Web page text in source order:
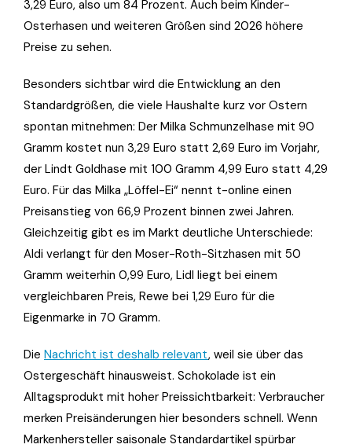
3,29 Euro, also um 84 Prozent. Auch beim Kinder-
Osterhasen und weiteren Größen sind 2026 höhere
Preise zu sehen.
Besonders sichtbar wird die Entwicklung an den
Standardgrößen, die viele Haushalte kurz vor Ostern
spontan mitnehmen: Der Milka Schmunzelhase mit 90
Gramm kostet nun 3,29 Euro statt 2,69 Euro im Vorjahr,
der Lindt Goldhase mit 100 Gramm 4,99 Euro statt 4,29
Euro. Für das Milka „Löffel-Ei“ nennt t-online einen
Preisanstieg von 66,9 Prozent binnen zwei Jahren.
Gleichzeitig gibt es im Markt deutliche Unterschiede:
Aldi verlangt für den Moser-Roth-Sitzhasen mit 50
Gramm weiterhin 0,99 Euro, Lidl liegt bei einem
vergleichbaren Preis, Rewe bei 1,29 Euro für die
Eigenmarke in 70 Gramm.
Die Nachricht ist deshalb relevant, weil sie über das
Ostergeschäft hinausweist. Schokolade ist ein
Alltagsprodukt mit hoher Preissichtbarkeit: Verbraucher
merken Preisänderungen hier besonders schnell. Wenn
Markenhersteller saisonale Standardartikel spürbar